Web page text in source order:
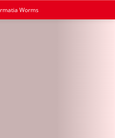
Worms